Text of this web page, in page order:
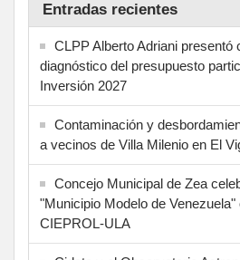
Entradas recientes
CLPP Alberto Adriani presentó
diagnóstico del presupuesto
Inversión 2027
Contaminación y
a vecinos de Villa Milenio en El
Concejo Municipal de Zea
"Municipio Modelo de Venezuela"
CIEPROL-ULA